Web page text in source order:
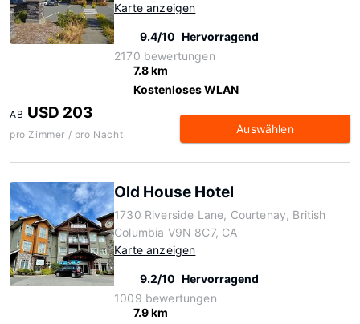
Karte anzeigen
9.4/10 Hervorragend
2170 bewertungen
7.8 km
Kostenloses WLAN
AB USD 203
pro Zimmer / pro Nacht Auswählen
Old House Hotel
1730 Riverside Lane, Courtenay, British
Columbia V9N 8C7, CA
Karte anzeigen
9.2/10 Hervorragend
1009 bewertungen
7.9 km